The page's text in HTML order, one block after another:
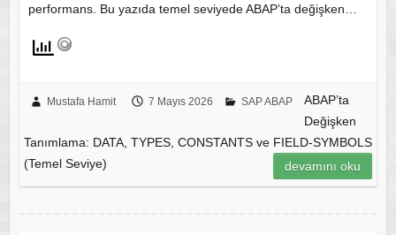
performans. Bu yazıda temel seviyede ABAP’ta değişken…
Mustafa Hamit 7 Mayıs 2026 SAP ABAP
ABAP’ta
Değişken
Tanımlama: DATA, TYPES, CONSTANTS ve FIELD-SYMBOLS
(Temel Seviye)
devamını oku